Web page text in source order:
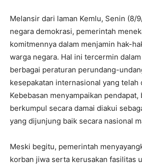
Melansir dari laman Kemlu, Senin (8/
negara demokrasi, pemerintah
komitmennya dalam menjamin hak-
warga negara. Hal ini tercermin
berbagai peraturan perundang-
kesepakatan internasional yang telah
Kebebasan menyampaikan
berkumpul secara damai diakui
yang dijunjung baik secara nasional
Meski begitu, pemerintah
korban jiwa serta kerusakan fasilitas